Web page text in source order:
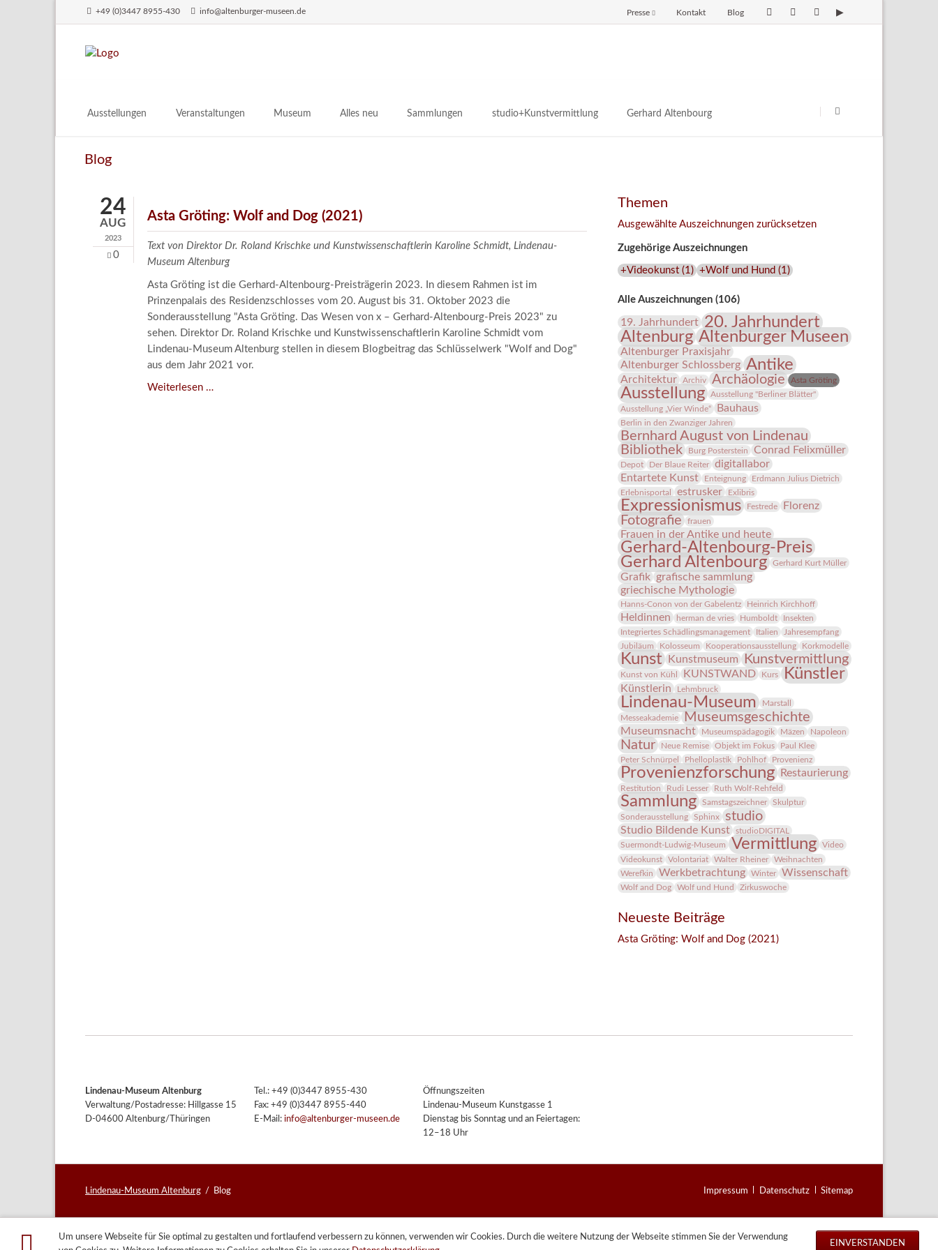
Um unsere Webseite für Sie optimal zu gestalten und fortlaufend verbessern zu können, verwenden wir Cookies. Durch die weitere Nutzung der Webseite stimmen Sie der Verwendung
EINVERSTANDEN
+49 (0)3447 8955-430 info@altenburger-museen.de Blog
Kontakt
Presse
Ausstellungen
Aktuell
Veranstaltungen Museum
Digitales
Team
Engagement
Publikationen
Aktuelle Publikationen
Bestandskataloge & Editionen
Alles neu
Länderübergreifende kulturtouristische Ziele
Sammlungen
Deutsche Malerei 20./21. Jh.
Kunstbibliothek
Restaurierung
studio+Kunstvermittlung
Angebote für Kitas
Gerhard Altenbourg
Blog
24
AUG
2023
0
Asta Gröting: Wolf and Dog (2021)
Text von Direktor Dr. Roland Krischke und Kunstwissenschaftlerin Karoline Schmidt, Lindenau-
Museum Altenburg
Asta Gröting ist die Gerhard-Altenbourg-Preisträgerin 2023. In diesem Rahmen ist im
Prinzenpalais des Residenzschlosses vom 20. August bis 31. Oktober 2023 die
Sonderausstellung "Asta Gröting. Das Wesen von x – Gerhard-Altenbourg-Preis 2023" zu
sehen. Direktor Dr. Roland Krischke und Kunstwissenschaftlerin Karoline Schmidt vom
Lindenau-Museum Altenburg stellen in diesem Blogbeitrag das Schlüsselwerk "Wolf and Dog"
aus dem Jahr 2021 vor.
Weiterlesen …Asta
Themen
Ausgewählte Auszeichnungen zurücksetzen
Zugehörige Auszeichnungen
+Videokunst(1 ) +Wolf und Hund (1 )
Alle Auszeichnungen (106)
19. Jahrhundert 20. Jahrhundert
Altenburg Altenburger Museen
Altenburger Praxisjahr
Altenburger Schlossberg Antike
Architektur Archiv Archäologie Asta Gröting
Ausstellung
Ausstellung "Berliner Blätter"
Ausstellung „Vier Winde“
Bauhaus
Berlin in den Zwanziger Jahren
Bernhard August von Lindenau
Bibliothek
Burg Posterstein Conrad Felixmüller
Depot Der Blaue Reiter
digitallabor
Entartete Kunst
Enteignung
Erdmann Julius Dietrich
Erlebnisportal
estrusker Exlibris
Expressionismus Festrede Florenz
Fotografie frauen
Frauen in der Antike und heute
Gerhard-Altenbourg-Preis
Gerhard Altenbourg
Gerhard Kurt Müller
Grafik grafische sammlung
griechische Mythologie
Hanns-Conon von der Gabelentz Heinrich Kirchhoff
Heldinnen herman de vries Humboldt
Insekten
Integriertes Schädlingsmanagement
Italien
Jahresempfang
Jubiläum
Kolosseum Kooperationsausstellung Korkmodelle
Kunst Kunstmuseum Kunstvermittlung
Kunst von Kühl KUNSTWAND Kurs Künstler
Künstlerin Lehmbruck
Lindenau-Museum
Marstall
Messeakademie
Museumsgeschichte
Museumsnacht Museumspädagogik Mäzen Napoleon
Natur Neue Remise Objekt im Fokus
Paul Klee
Peter Schnürpel
Phelloplastik Pohlhof Provenienz
Provenienzforschung Restaurierung
Restitution Rudi Lesser Ruth Wolf-Rehfeld
Sammlung Samstagszeichner
Skulptur
Sonderausstellung
Sphinx studio
Studio Bildende Kunst
studioDIGITAL
Suermondt-Ludwig-Museum
Vermittlung
Video
Videokunst
Volontariat Walter Rheiner
Weihnachten
Werefkin
Werkbetrachtung Winter Wissenschaft
Wolf and Dog Wolf und Hund Zirkuswoche
Neueste Beiträge
Asta Gröting: Wolf and Dog (2021)
Lindenau-Museum Altenburg
Verwaltung/Postadresse: Hillgasse 15
D-04600 Altenburg/Thüringen
Tel.: +49 (0)3447 8955-430
Fax: +49 (0)3447 8955-440
E-Mail: info@altenburger-museen.de
Öffnungszeiten
Lindenau-Museum Kunstgasse 1
Dienstag bis Sonntag und an Feiertagen:
12–18 Uhr
Lindenau-Museum Altenburg Blog
Navigation
Impressum Datenschutz Sitemap